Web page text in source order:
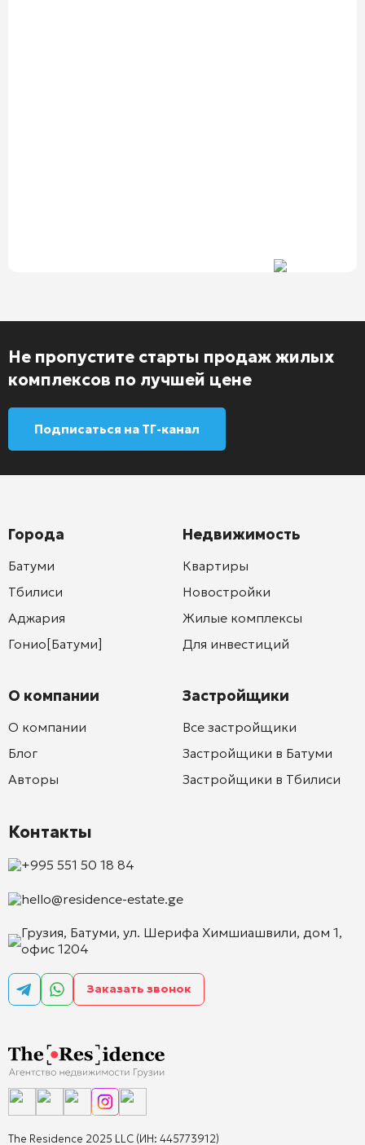
Не пропустите старты продаж жилых
комплексов по лучшей цене
Подписаться на ТГ-канал
The Residence 2025 LLC (ИН: 445773912)
Города
Батуми
Тбилиси
Аджария
Гонио[Батуми]
О компании
О компании
Блог
Авторы
Недвижимость
Квартиры
Новостройки
Жилые комплексы
Для инвестиций
Застройщики
Все застройщики
Застройщики в Батуми
Застройщики в Тбилиси
Контакты
+995 551 50 18 84
hello@residence-estate.ge
Грузия, Батуми, ул. Шерифа Химшиашвили, дом 1,
офис 1204
Заказать звонок